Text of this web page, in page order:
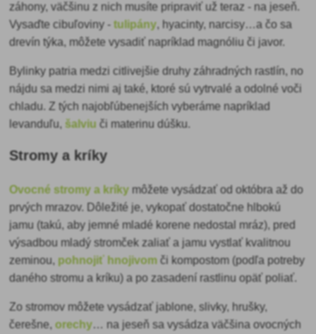
záhony, väčšinu z nich musíte pripraviť už teraz - na jeseň.
Vysaďte cibuľoviny -tulipány, hyacinty, narcisy…a čo sa
drevín týka, môžete vysadiť napríklad magnóliu či javor.
Bylinkypatria medzi citlivejšie druhy záhradných rastlín, no
nájdu sa medzi nimi aj také, ktoré sú vytrvalé a odolné voči
chladu. Z tých najobľúbenejších vyberáme napríklad
levanduľu,šalviu či materinu dúšku.
Stromy a kríky
Ovocné stromy a kríky môžete vysádzať od októbra až do
prvých mrazov. Dôležité je, vykopať dostatočne hlbokú
jamu (takú, aby jemné mladé korene nedostal mráz), pred
výsadbou mladý stromček zaliať a jamu vystlať kvalitnou
zeminou,pohnojiť hnojivom či kompostom (podľa potreby
daného stromu a kríku) a po zasadení rastlinu opäť poliať.
Zo stromov môžete vysádzať jablone, slivky, hrušky,
čerešne,orechy… na jeseň sa vysádza väčšina ovocných